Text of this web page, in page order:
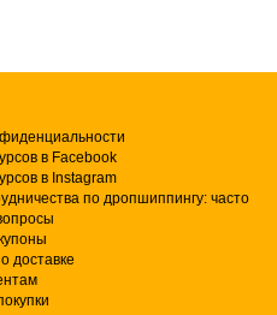
в Facebook
в Instagram
по дропшиппингу: часто
доставке